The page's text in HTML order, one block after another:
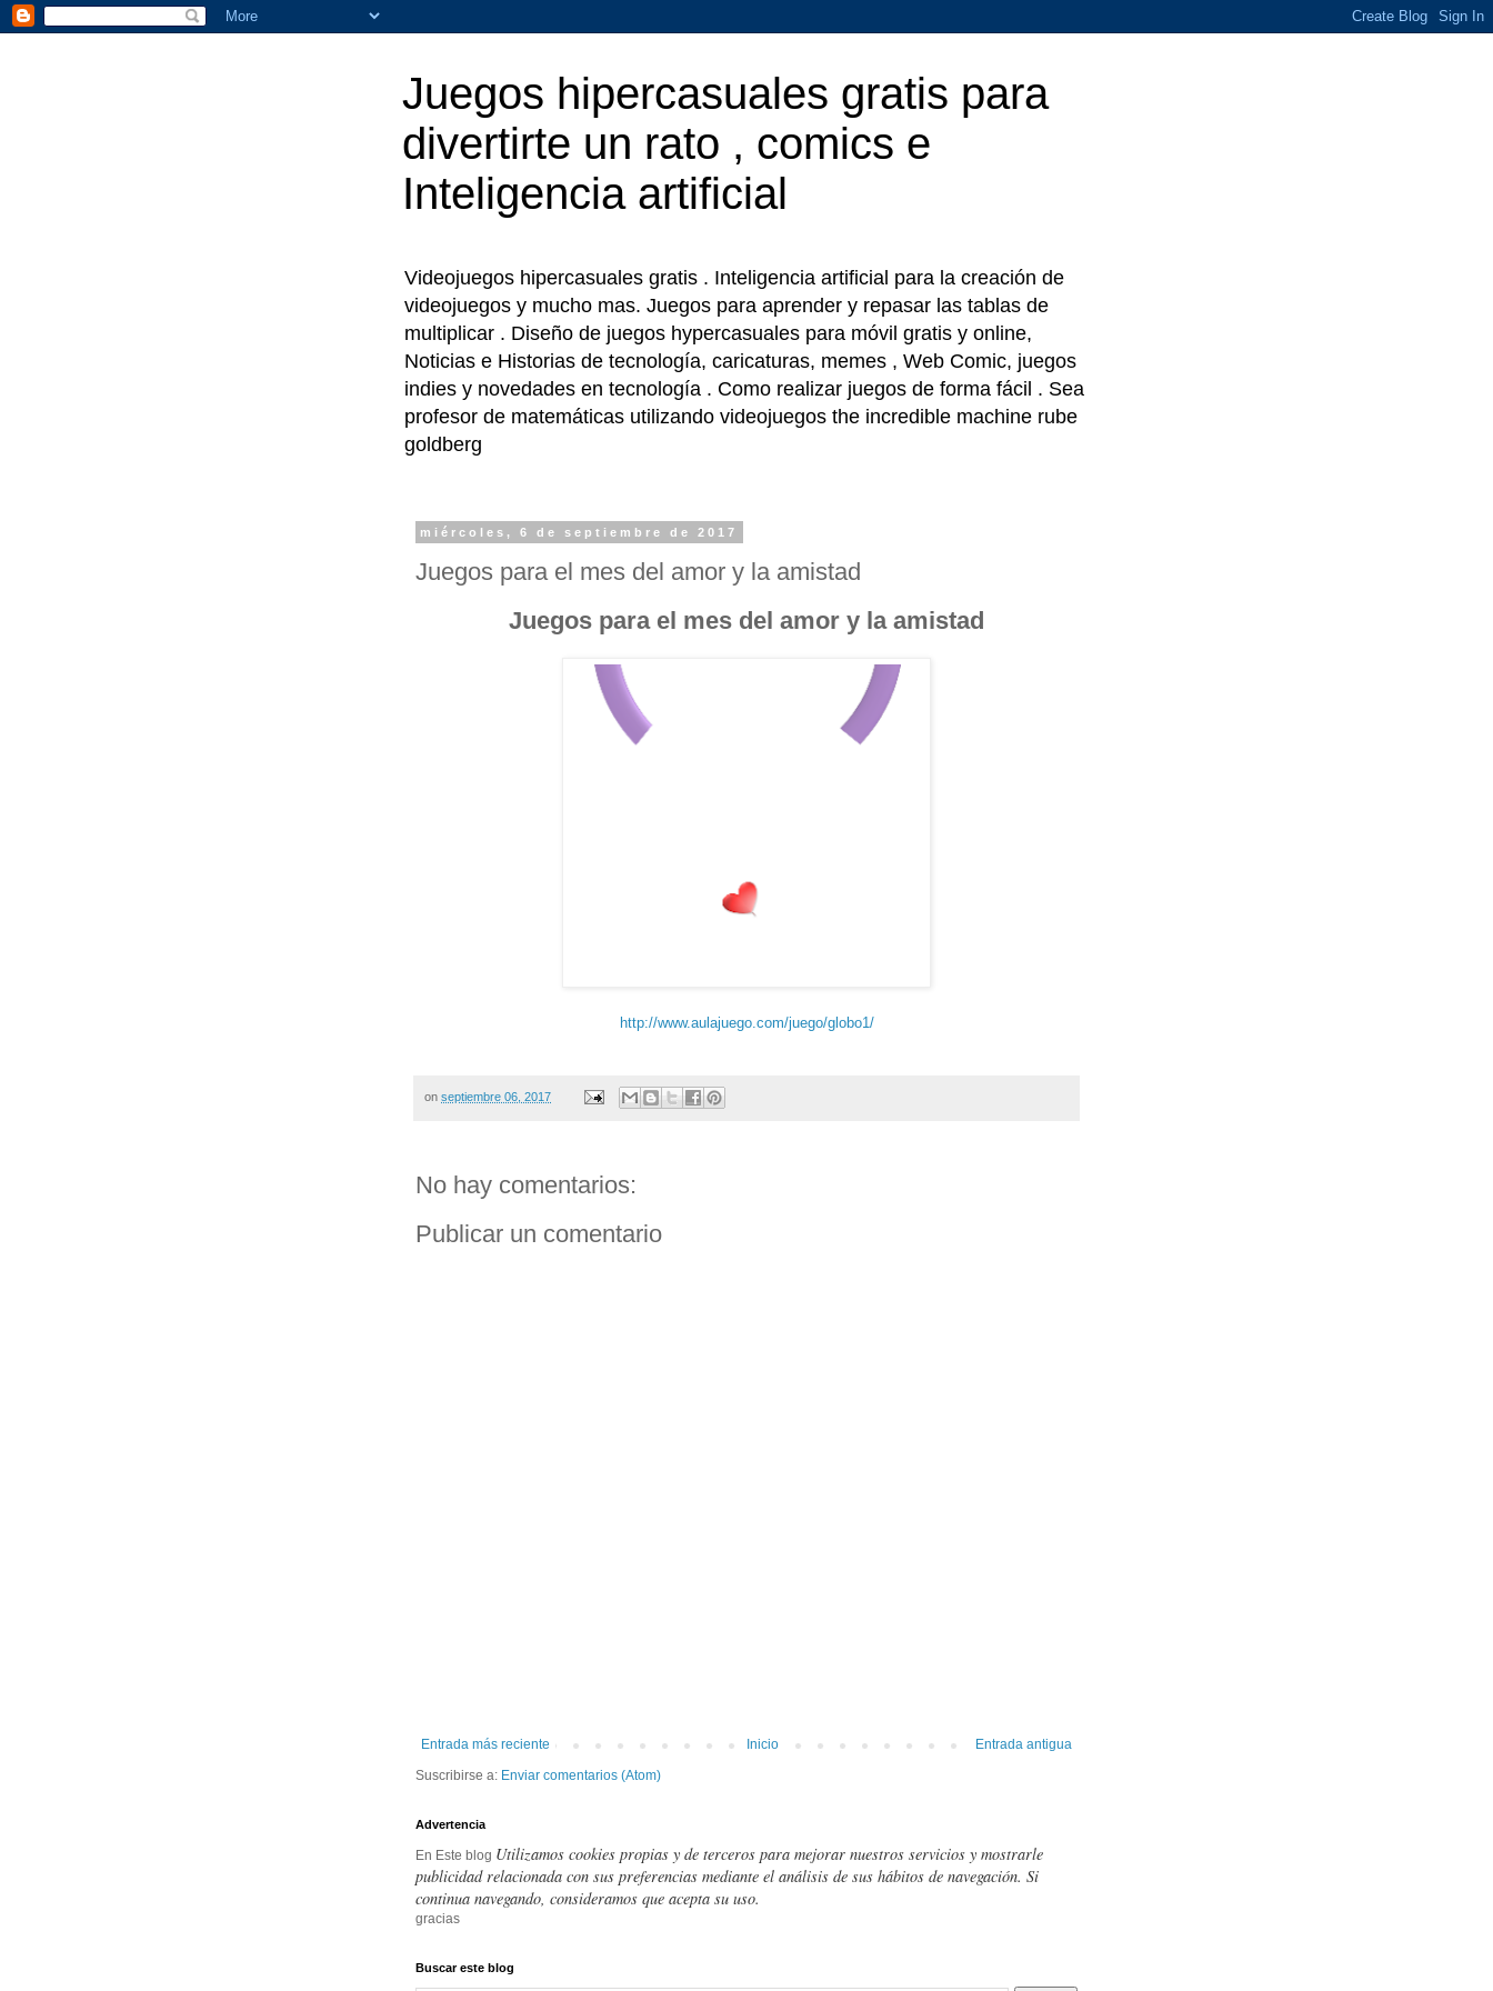
Juegos hipercasuales gratis para
divertirte un rato , comics e
Inteligencia artificial
Videojuegos hipercasuales gratis . Inteligencia artificial para la creación de
videojuegos y mucho mas. Juegos para aprender y repasar las tablas de
multiplicar . Diseño de juegos hypercasuales para móvil gratis y online,
Noticias e Historias de tecnología, caricaturas, memes , Web Comic, juegos
indies y novedades en tecnología . Como realizar juegos de forma fácil . Sea
profesor de matemáticas utilizando videojuegos the incredible machine rube
goldberg
miércoles, 6 de septiembre de 2017
Juegos para el mes del amor y la amistad
Juegos para el mes del amor y la amistad
http://www.aulajuego.com/juego/globo1/
on septiembre 06, 2017
No hay comentarios:
Publicar un comentario
Entrada más reciente Entrada antigua
Inicio
Suscribirse a: Enviar comentarios (Atom)
Advertencia
En Este blog Utilizamos cookies propias y de terceros para mejorar nuestros servicios y mostrarle
publicidad relacionada con sus preferencias mediante el análisis de sus hábitos de navegación. Si
continua navegando, consideramos que acepta su uso.
gracias
Buscar este blog